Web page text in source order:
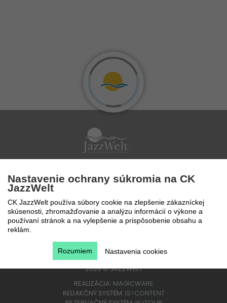
Po - Pi 9 - 17 hod
0850 777 888
2026©JAZZWELT
REALIZÁCIA: MAGICWARE
REDAKČNÝ SYSTÉM: IS>CONTENT
Nastavenie ochrany súkromia na CK
JazzWelt
CK JazzWelt používa súbory cookie na zlepšenie zákazníckej
skúsenosti, zhromažďovanie a analýzu informácií o výkone a
používaní stránok a na vylepšenie a prispôsobenie obsahu a
reklám.
Nastavenia cookies
Rozumiem